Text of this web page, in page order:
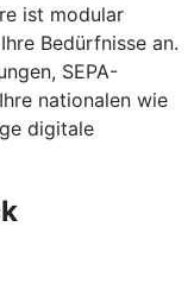
ist modular
Bedürfnisse an.
SEPA-
nationalen wie
digitale